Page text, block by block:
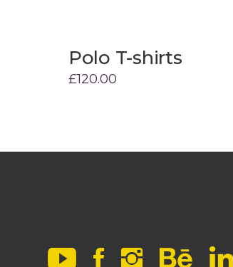
Add to cart
Polo T-shirts
£120.00